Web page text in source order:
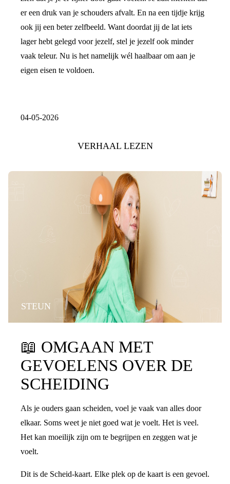
er een druk van je schouders afvalt. En na een tijdje krijg
ook jij een beter zelfbeeld. Want doordat jij de lat iets
lager hebt gelegd voor jezelf, stel je jezelf ook minder
vaak teleur. Nu is het namelijk wél haalbaar om aan je
eigen eisen te voldoen.
04-05-2026
VERHAAL LEZEN
STEUN
📖 OMGAAN MET
GEVOELENS OVER DE
SCHEIDING
Als je ouders gaan scheiden, voel je vaak van alles door
elkaar. Soms weet je niet goed wat je voelt. Het is veel.
Het kan moeilijk zijn om te begrijpen en zeggen wat je
voelt.
Dit is de Scheid-kaart. Elke plek op de kaart is een gevoel.